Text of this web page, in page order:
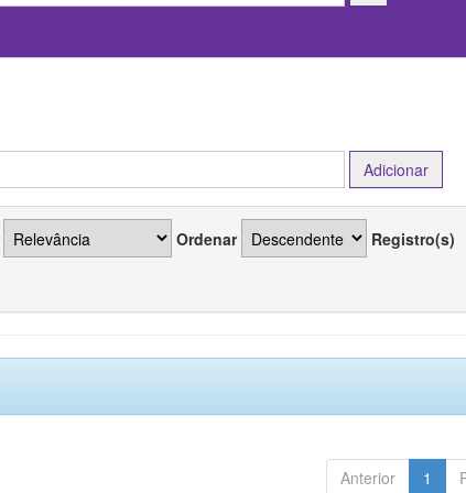
Ordenar Registro(s)
Anterior 1